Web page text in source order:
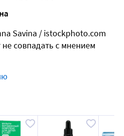
Savina / istockphoto.com
совпадать с мнением